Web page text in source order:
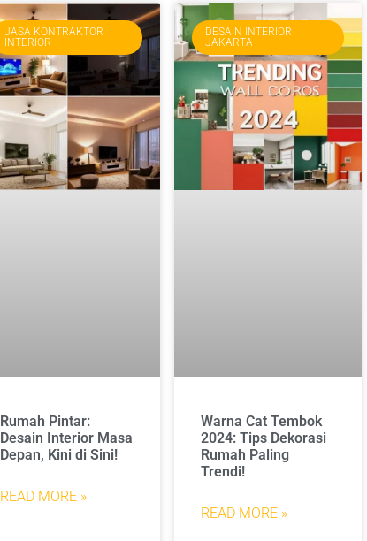
JASA KONTRAKTOR
INTERIOR
Rumah Pintar:
Desain Interior Masa
Depan, Kini di Sini!
READ MORE »
DESAIN INTERIOR
JAKARTA
Warna Cat Tembok
2024: Tips Dekorasi
Rumah Paling
Trendi!
READ MORE »